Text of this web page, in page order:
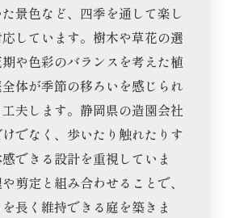
景色など、四季を通して楽し
しています。樹木や草花の選
や色彩のバランスを考えた植
体が季節の移ろいを感じられ
夫します。静岡県の造園会社
でなく、歩いたり触れたりす
できる設計を重視していま
剪定と組み合わせることで、
長く維持できる庭を築きま